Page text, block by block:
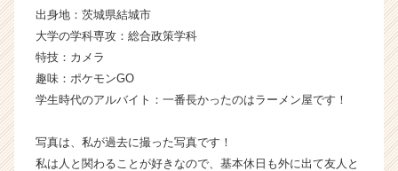
ス
ウ
届
就
活
出身地：茨城県結城市
大学の学科専攻：総合政策学科
特技：カメラ
趣味：ポケモンGO
学生時代のアルバイト：一番長かったのはラーメン屋です！
写真は、私が過去に撮った写真です！
私は人と関わることが好きなので、基本休日も外に出て友人と